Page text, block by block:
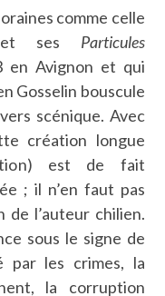
comme celle
et ses Particules
en Avignon et qui
Gosselin bouscule
scénique. Avec
création longue
est de fait
; il n’en faut pas
de l’auteur chilien.
sous le signe de
par les crimes, la
la corruption